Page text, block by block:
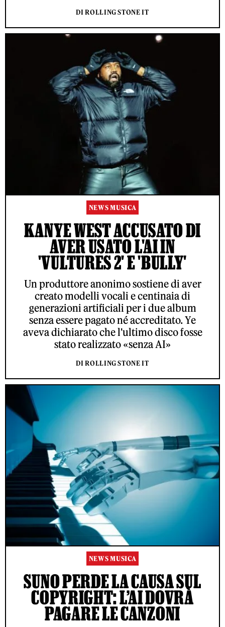
DI ROLLING STONE IT
NEWS MUSICA
KANYE WEST ACCUSATO DI
AVER USATO L'AI IN
'VULTURES 2' E 'BULLY'
Un produttore anonimo sostiene di aver
creato modelli vocali e centinaia di
generazioni artificiali per i due album
senza essere pagato né accreditato. Ye
aveva dichiarato che l'ultimo disco fosse
stato realizzato «senza AI»
DI ROLLING STONE IT
NEWS MUSICA
SUNO PERDE LA CAUSA SUL
COPYRIGHT: L’AI DOVRÀ
PAGARE LE CANZONI